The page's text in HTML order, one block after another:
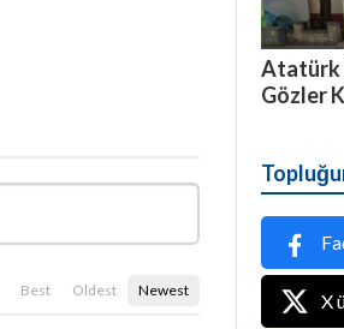
Best Oldest Newest
Atatürk
Gözler
X